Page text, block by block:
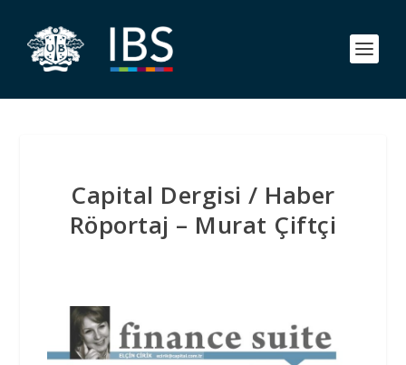
Capital Dergisi / Haber
Röportaj – Murat Çiftçi